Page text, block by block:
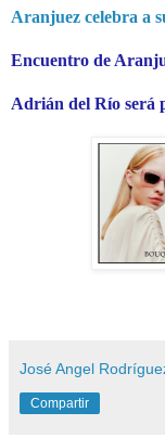
Aranjuez celebra a
Encuentro de
Adrián del Río será
José Angel
Compartir